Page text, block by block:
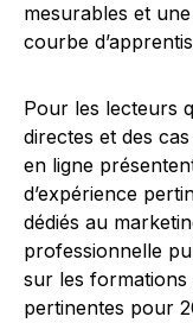
mesurables et
courbe
Pour les lecteurs
directes et des
en ligne
d’expérience
dédiés au
professionnelle
sur les formations
pertinentes pour